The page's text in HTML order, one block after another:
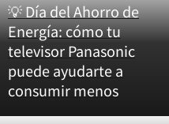
💡 Día del Ahorro de
Energía: cómo tu
televisor Panasonic
puede ayudarte a
consumir menos